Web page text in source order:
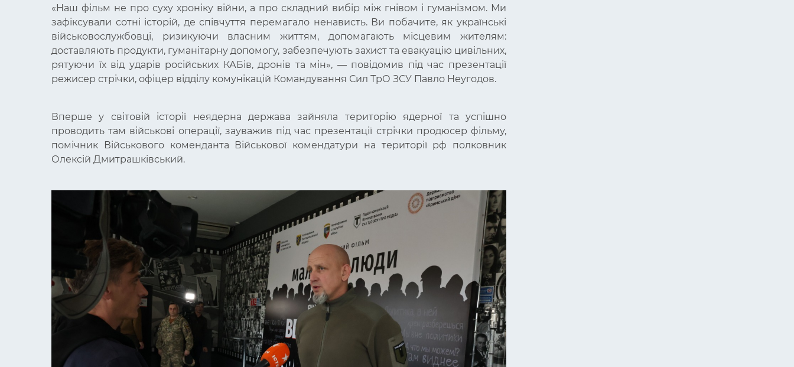
«Наш фільм не про суху хроніку війни, а про складний вибір між гнівом і гуманізмом. Ми
зафіксували сотні історій, де співчуття перемагало ненависть. Ви побачите, як українські
військовослужбовці, ризикуючи власним життям, допомагають місцевим жителям:
доставляють продукти, гуманітарну допомогу, забезпечують захист та евакуацію цивільних,
рятуючи їх від ударів російських КАБів, дронів та мін», — повідомив під час презентації
режисер стрічки, офіцер відділу комунікацій Командування Сил ТрО ЗСУ Павло Неугодов.
Вперше у світовій історії неядерна держава зайняла територію ядерної та успішно
проводить там військові операції, зауважив під час презентації стрічки продюсер фільму,
помічник Військового коменданта Військової комендатури на території рф полковник
Олексій Дмитрашківський.